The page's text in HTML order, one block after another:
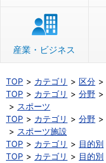
産業・ビジネス
TOP カテゴリ 区分
TOP
カテゴリ 分野
スポーツ
TOP
カテゴリ 分野
スポーツ施設
TOP
カテゴリ 目的別
TOP
カテゴリ 目的別